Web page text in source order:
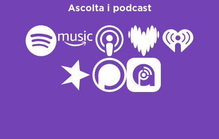
Ascolta i podcast